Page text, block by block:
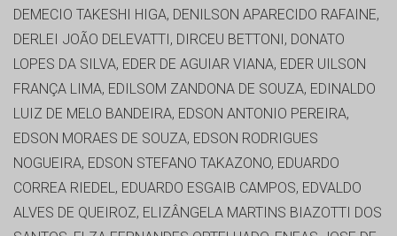
DEMECIO TAKESHI HIGA, DENILSON APARECIDO RAFAINE,
DERLEI JOÃO DELEVATTI, DIRCEU BETTONI, DONATO
LOPES DA SILVA, EDER DE AGUIAR VIANA, EDER UILSON
FRANÇA LIMA, EDILSOM ZANDONA DE SOUZA, EDINALDO
LUIZ DE MELO BANDEIRA, EDSON ANTONIO PEREIRA,
EDSON MORAES DE SOUZA, EDSON RODRIGUES
NOGUEIRA, EDSON STEFANO TAKAZONO, EDUARDO
CORREA RIEDEL, EDUARDO ESGAIB CAMPOS, EDVALDO
ALVES DE QUEIROZ, ELIZÂNGELA MARTINS BIAZOTTI DOS